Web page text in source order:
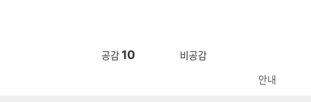
공감 10 비공감
안내